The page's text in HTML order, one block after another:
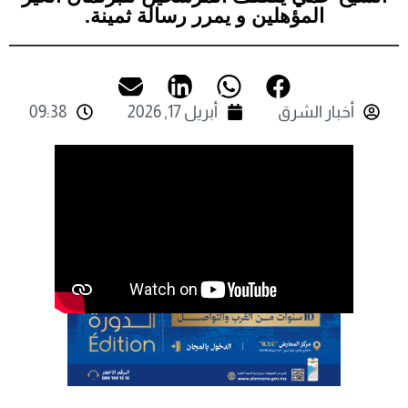
المؤهلين و يمرر رسالة ثمينة.
أخبار الشرق أبريل 17, 2026 09:38